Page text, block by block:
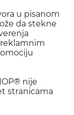
u pisanom
da stekne
reklamnim
nije
stranicama